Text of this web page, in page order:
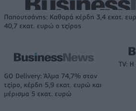
Παπουτσάνης: Καθαρά κέρδη 3,4 εκατ.
40,7 εκατ. ευρώ ο τζίρος
GO Delivery: Άλμα 74,7% στον
τζίρο, κέρδη 5,9 εκατ. ευρώ και
μέρισμα 5 εκατ. ευρώ
TV: Η